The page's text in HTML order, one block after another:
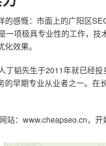
的感慨：市面上的广阳区
一项极具专业性的工作，
效果。
丁韬先生于2011年就已经
的早期专业从业者之一。
站：www.cheapseo.cn，开